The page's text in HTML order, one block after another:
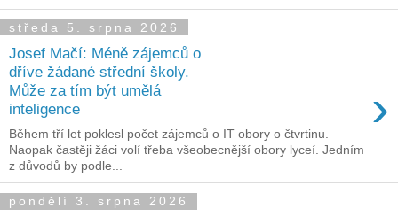
středa 5. srpna 2026
Josef Mačí: Méně zájemců o
dříve žádané střední školy.
Může za tím být umělá
inteligence
›
Během tří let poklesl počet zájemců o IT obory o čtvrtinu.
Naopak častěji žáci volí třeba všeobecnější obory lyceí. Jedním
z důvodů by podle...
pondělí 3. srpna 2026